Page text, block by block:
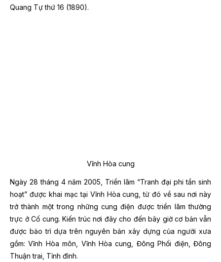
Quang Tự thứ 16 (1890).
Vĩnh Hòa cung
Ngày 28 tháng 4 năm 2005, Triển lãm “Tranh đại phi tần sinh
hoạt” được khai mạc tại Vĩnh Hòa cung, từ đó về sau nơi này
trở thành một trong những cung điện được triển lãm thường
trực ở Cố cung. Kiến trúc nơi đây cho đến bây giờ cơ bản vẫn
được bảo trì dựa trên nguyên bản xây dựng của người xưa
gồm: Vĩnh Hòa môn, Vĩnh Hòa cung, Đông Phối điện, Đông
Thuận trai, Tỉnh đình.